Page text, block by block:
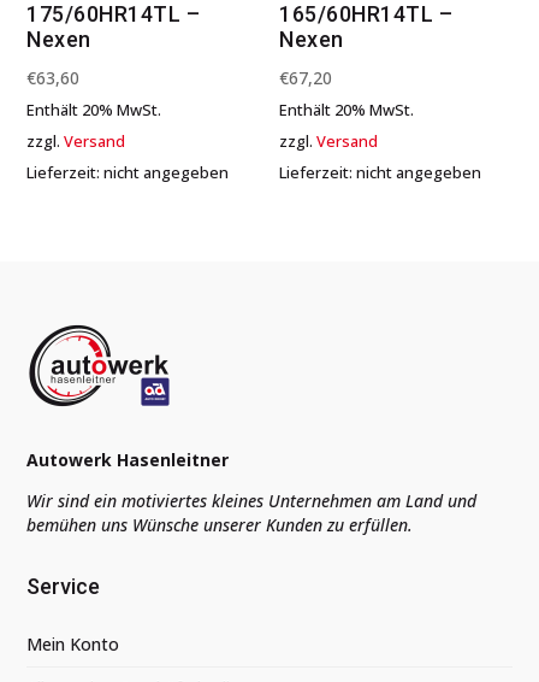
175/60HR14TL –
Nexen
€63,60
Enthält 20% MwSt.
zzgl.Versand
Lieferzeit: nicht angegeben
165/60HR14TL –
Nexen
€67,20
Enthält 20% MwSt.
zzgl.Versand
Lieferzeit: nicht angegeben
Autowerk Hasenleitner
Wir sind ein motiviertes kleines Unternehmen am Land und
bemühen uns Wünsche unserer Kunden zu erfüllen.
Service
Mein Konto